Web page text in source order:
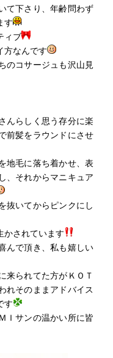
て下さり、年齢問わず
す
ィブ
方なんです
のコサージュも沢山見
んらしく思う存分に楽
前髪をラウンドにさせ
地毛に落ち着かせ、表
、それからマニキュア
抜いてからピンクにし
かされています
んで頂き、私も嬉しい
来られてた方がＫＯＴ
れそのままアドバイス
す
Ｉサンの温かい所に皆